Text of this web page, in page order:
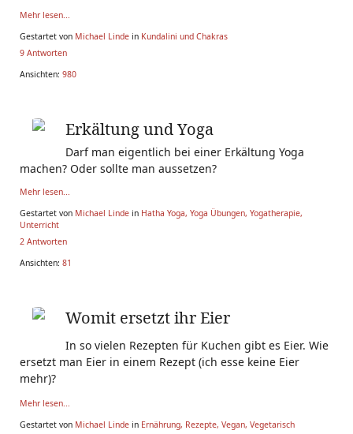
Mehr lesen...
Gestartet von Michael Linde in Kundalini und Chakras
9 Antworten
Ansichten: 980
Erkältung und Yoga
Darf man eigentlich bei einer Erkältung Yoga
machen? Oder sollte man aussetzen?
Mehr lesen...
Gestartet von Michael Linde in Hatha Yoga, Yoga Übungen, Yogatherapie,
Unterricht
2 Antworten
Ansichten: 81
Womit ersetzt ihr Eier
In so vielen Rezepten für Kuchen gibt es Eier. Wie
ersetzt man Eier in einem Rezept (ich esse keine Eier
mehr)?
Mehr lesen...
Gestartet von Michael Linde in Ernährung, Rezepte, Vegan, Vegetarisch